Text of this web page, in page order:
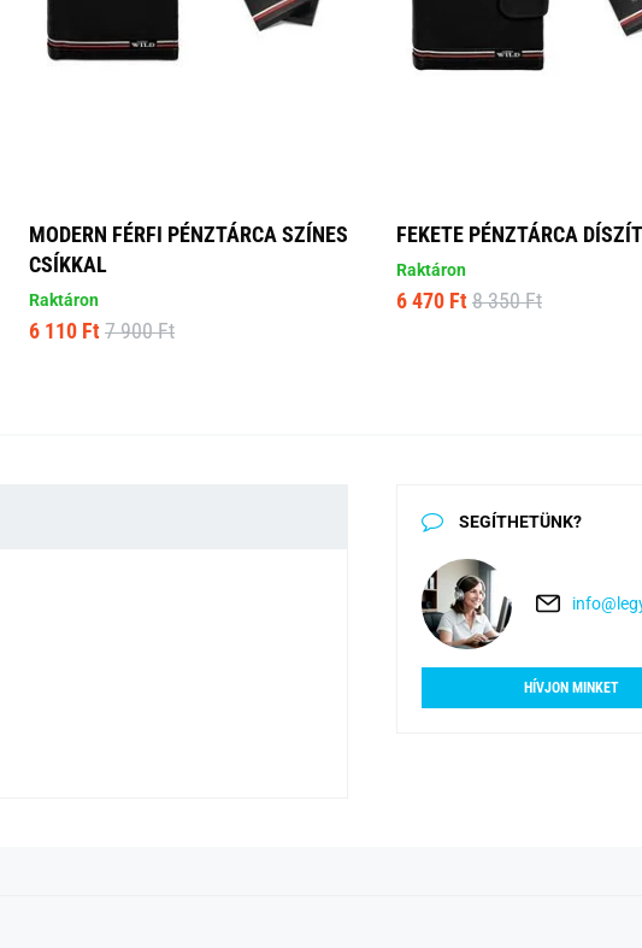
MODERN FÉRFI PÉNZTÁRCA SZÍNES
CSÍKKAL
Raktáron
6 110 Ft 7 900 Ft
FEKETE PÉNZTÁRCA
Raktáron
6 470 Ft 8 350 Ft
SEGÍTHETÜNK?
HÍVJON MINKET